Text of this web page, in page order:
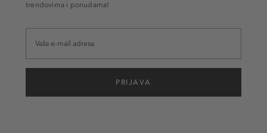
trendovima i ponudama!
PRIJAVA